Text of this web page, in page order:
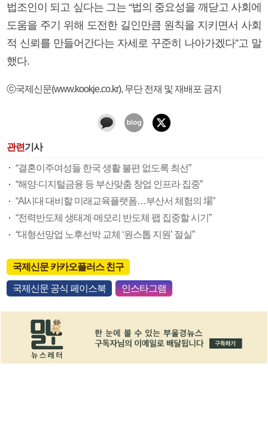
법조인이 되고 싶다는 그는 “법의 중요성을 깨닫고 사회에
도움을 주기 위해 도전한 길인만큼 원칙을 지키면서 사회
적 신뢰를 만들어간다는 자세로 꾸준히 나아가겠다”고 말
했다.
ⓒ국제신문(www.kookje.co.kr), 무단 전재 및 재배포 금지
관련기사
“결혼이주여성들 한국 생활 불편 없도록 최선”
“해양·디지털금융 등 부산맞춤 창업 인프라 집중”
“AI시대 대비할 미래교육플랫폼…부산서 체험의 場”
“전력반도체 생태계·메모리 반도체 팹 집중할 시기”
“대형선망업 노후선박 교체 ‘원스톱 지원’ 절실”
국제신문 카카오플러스 친구
국제신문 공식 페이스북 인스타그램